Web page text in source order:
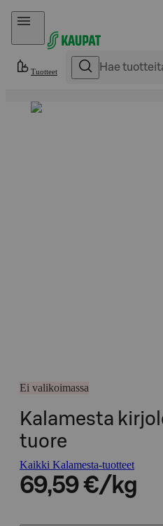
Hyppää sisältöön
Tuotteet
Ei valikoimassa
Kalamesta
tuore
Kaikki Kalamesta-tuotteet
69,59 €/kg